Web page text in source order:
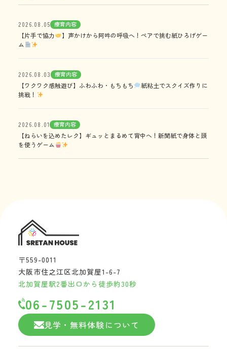
2026.08.05 療育内容
【片手で協力
】声かけから阿吽の呼吸へ！ペアで挑む紙ひろげゲー
ム
2026.08.03 療育内容
【ワクワク感触遊び】ふわふわ・もちもち
紙粘土でスクイズ作りに
挑戦！
2026.08.01 療育内容
【ねらいを込めたレク】ギュッとまるめて背中へ！新聞紙で身体と頭
を使うゲーム
〒559-0011
大阪市住之江区北加賀屋1-6-7
北加賀屋駅2番出口から徒歩約30秒
06-7505-2131
見学・無料体験について